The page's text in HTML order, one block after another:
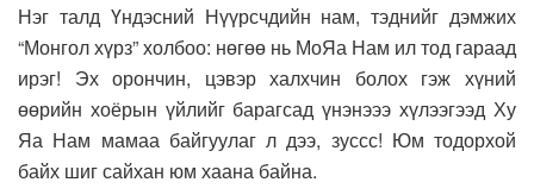
Нэг талд Үндэсний Нүүрсчдийн нам, тэднийг дэмжих
“Монгол хүрз” холбоо: нөгөө нь МоЯа Нам ил тод гараад
ирэг! Эх орончин, цэвэр халхчин болох гэж хүний
өөрийн хоёрын үйлийг барагсад үнэнэээ хүлээгээд Ху
Яа Нам мамаа байгуулаг л дээ, зуссс! Юм тодорхой
байх шиг сайхан юм хаана байна.